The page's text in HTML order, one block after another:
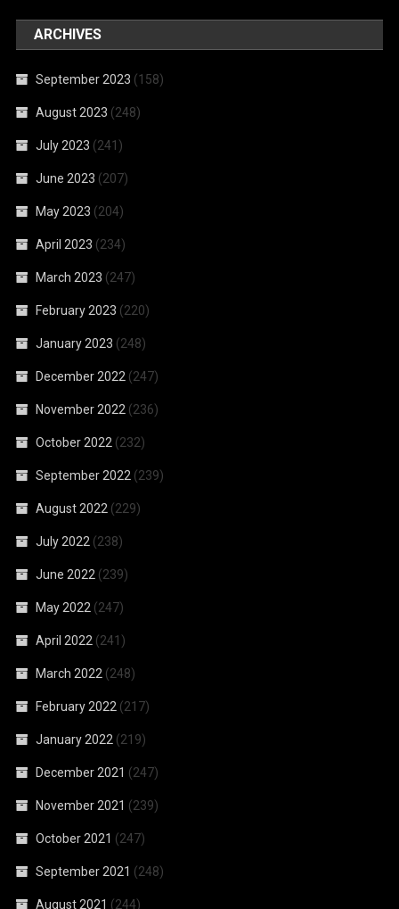
ARCHIVES
September 2023 (158)
August 2023 (248)
July 2023 (241)
June 2023 (207)
May 2023 (204)
April 2023 (234)
March 2023 (247)
February 2023 (220)
January 2023 (248)
December 2022 (247)
November 2022 (236)
October 2022 (232)
September 2022 (239)
August 2022 (229)
July 2022 (238)
June 2022 (239)
May 2022 (247)
April 2022 (241)
March 2022 (248)
February 2022 (217)
January 2022 (219)
December 2021 (247)
November 2021 (239)
October 2021 (247)
September 2021 (248)
August 2021 (244)